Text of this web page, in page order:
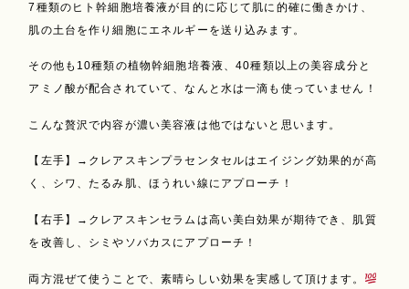
7種類のヒト幹細胞培養液が目的に応じて肌に的確に働きかけ、
肌の土台を作り細胞にエネルギーを送り込みます。
その他も10種類の植物幹細胞培養液、40種類以上の美容成分と
アミノ酸が配合されていて、なんと水は一滴も使っていません！
こんな贅沢で内容が濃い美容液は他ではないと思います。
【左手】→クレアスキンプラセンタセルはエイジング効果的が高
く、シワ、たるみ肌、ほうれい線にアプローチ！
【右手】→クレアスキンセラムは高い美白効果が期待でき、肌質
を改善し、シミやソバカスにアプローチ！
両方混ぜて使うことで、素晴らしい効果を実感して頂けます。